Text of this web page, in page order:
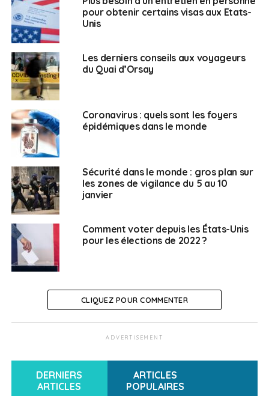
pour entrer aux États-Unis,. Mais celle-ci est délivrée au
cas par cas par les autorités consulaires américaines
et les catégories éligibles ont encore été restreintes en
mars dernier.
physiquement à l’ambassade américaine à
Paris,précise Christine Duquesne,
moment ouverte qu’aux ressortissants américains.
Autant dire qu’il nous est impossible de l’obtenir ! »
espoirs d’une solution pourraient d’ailleurs être
compromis par la propagation rapide du variant delta
en Europe.
Voir l’article d’origine sur francaisaletranger.fr
SUJETS ASSOCIÉS:
pour obtenir certains visas aux Etats-
Unis
Les derniers conseils aux voyageurs
du Quai d’Orsay
Coronavirus : quels sont les foyers
épidémiques dans le monde
Sécurité dans le monde : gros plan sur
les zones de vigilance du 5 au 10
janvier
Comment voter depuis les États-Unis
pour les élections de 2022 ?
CLIQUEZ POUR COMMENTER
ADVERTISEMENT
DERNIERS
ARTICLES
ARTICLES
POPULAIRES